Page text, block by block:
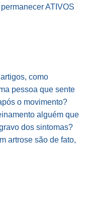
ATIVOS
como
pessoa que sente
o movimento?
alguém que
dos sintomas?
artrose são de fato,